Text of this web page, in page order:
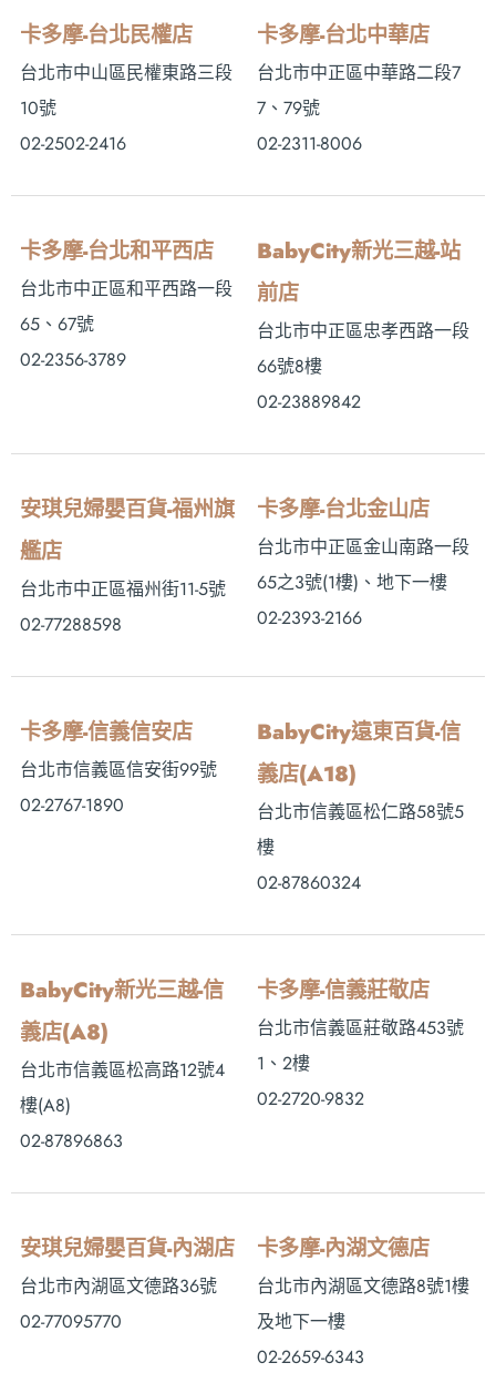
卡多摩-台北民權店
台北市中山區民權東路三段
10號
02-2502-2416
卡多摩-台北中華店
台北市中正區中華路二段7
7、79號
02-2311-8006
卡多摩-台北和平西店
台北市中正區和平西路一段
65、67號
02-2356-3789
BabyCity新光三越-站
前店
台北市中正區忠孝西路一段
66號8樓
02-23889842
安琪兒婦嬰百貨-福州旗
艦店
台北市中正區福州街11-5號
02-77288598
卡多摩-台北金山店
台北市中正區金山南路一段
65之3號(1樓)、地下一樓
02-2393-2166
卡多摩-信義信安店
台北市信義區信安街99號
02-2767-1890
BabyCity遠東百貨-信
義店(A18)
台北市信義區松仁路58號5
樓
02-87860324
BabyCity新光三越-信
義店(A8)
台北市信義區松高路12號4
樓(A8)
02-87896863
卡多摩-信義莊敬店
台北市信義區莊敬路453號
1、2樓
02-2720-9832
安琪兒婦嬰百貨-內湖店
台北市內湖區文德路36號
02-77095770
卡多摩-內湖文德店
台北市內湖區文德路8號1樓
及地下一樓
02-2659-6343